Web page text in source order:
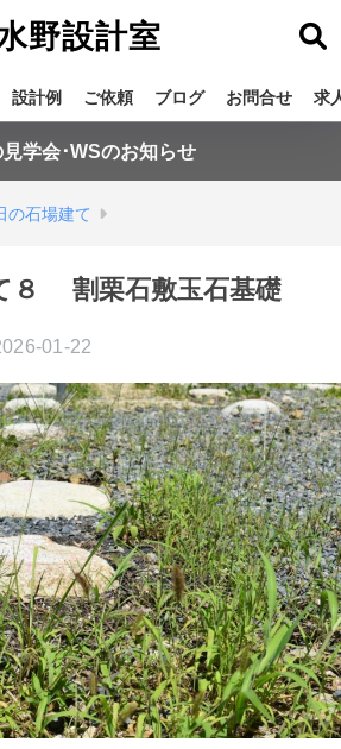
野設計室
設計例 ご依頼 ブログ お問合せ 求
学会･WSのお知らせ
の石場建て
８ 割栗石敷玉石基礎
01-22